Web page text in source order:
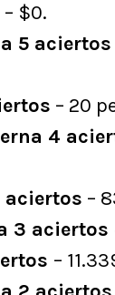
– $0.
5
– 20
4
aciertos –
3
–